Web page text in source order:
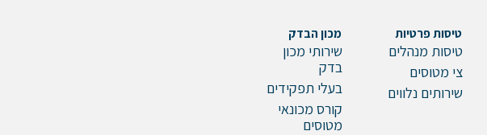
טיסות פרטיות
טיסות מנהלים
צי מטוסים
שירותים נלווים
מכון הבדק
שירותי מכון
בדק
בעלי תפקידים
קורס מכונאי
מטוסים